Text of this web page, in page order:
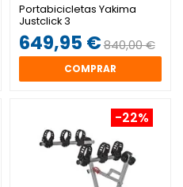
Portabicicletas Yakima
Justclick 3
649,95 €840,00 €
COMPRAR
-22%